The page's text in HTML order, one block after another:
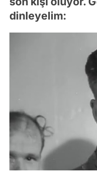
dinleyelim: